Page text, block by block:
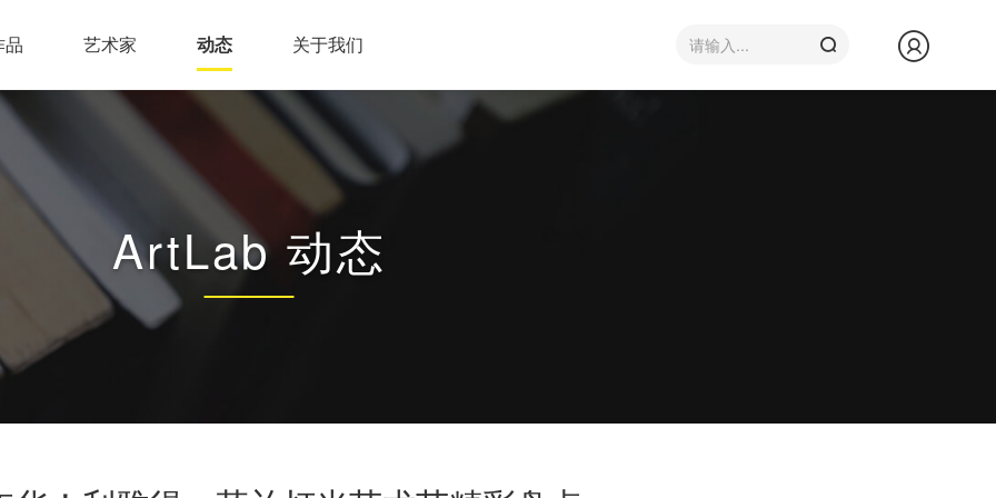
品 艺术家 动态 关于我们
ArtLab 动态